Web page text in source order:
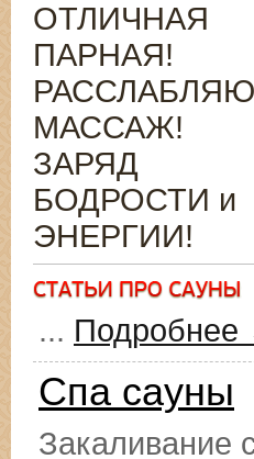
ОТЛИЧНАЯ
ПАРНАЯ!
МАССАЖ!
ЗАРЯД
БОДРОСТИ и
ЭНЕРГИИ!
... Подробнее
Спа сауны
Закаливание